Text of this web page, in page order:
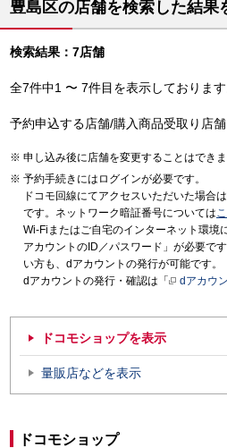
豊島区の店舗を検索した結果
検索結果：7店舗
全7件中1 〜 7件目を表示しておりま
予約申込する店舗/購入商品受取り店舗
申し込み後に店舗を変更することはできま
予約手続きにはログインが必要です。
ドコモ回線にてアクセスいただいた場合
です。ネットワーク暗証番号については
Wi-Fiまたはご自宅のインターネット環境
アカウントのID／パスワード」が必要で
い方も、dアカウントの発行が可能です。
dアカウントの発行・確認は「
dアカウ
ドコモショップを表示
量販店などを表示
ドコモショップ